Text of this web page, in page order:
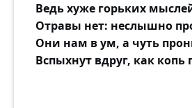
Ведь хуже горьких
Отравы нет: неслышно
Они нам в ум, а чуть
Вспыхнут вдруг, как копь